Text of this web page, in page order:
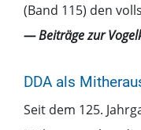
(Band 115) den
— Beiträge zur
DDA als
Seit dem 125.